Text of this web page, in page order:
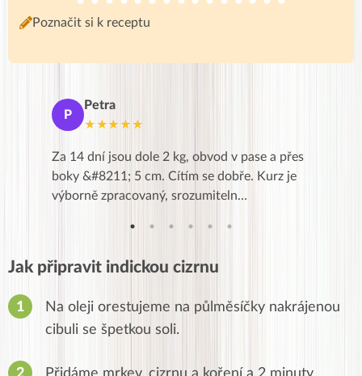
Poznačit si k receptu
P
Petra
★★★★★
Za 14 dní jsou dole 2 kg, obvod v pase a přes
boky &#8211; 5 cm. Cítím se dobře. Kurz je
výborně zpracovaný, srozumiteln…
Jak připravit indickou cizrnu
Na oleji orestujeme na půlměsíčky nakrájenou
cibuli se špetkou soli.